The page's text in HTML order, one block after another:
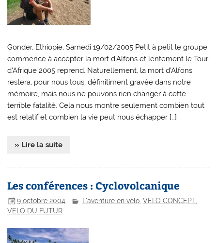
Gonder, Ethiopie, Samedi 19/02/2005 Petit à petit le groupe
commence à accepter la mort d’Alfons et lentement le Tour
d’Afrique 2005 reprend. Naturellement, la mort d’Alfons
restera, pour nous tous, définitiment gravée dans notre
mémoire, mais nous ne pouvons rien changer à cette
terrible fatalité. Cela nous montre seulement combien tout
est relatif et combien la vie peut nous échapper […]
» Lire la suite
Les conférences : Cyclovolcanique
9 octobre 2004 L'aventure en vélo ,VELO CONCEPT,
VELO DU FUTUR